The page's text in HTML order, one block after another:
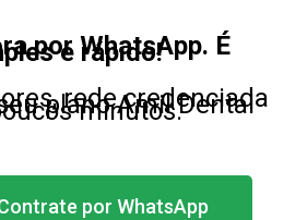
por WhatsApp. É
e rápido!
rede credenciada
plano Amil Dental
minutos.
por WhatsApp